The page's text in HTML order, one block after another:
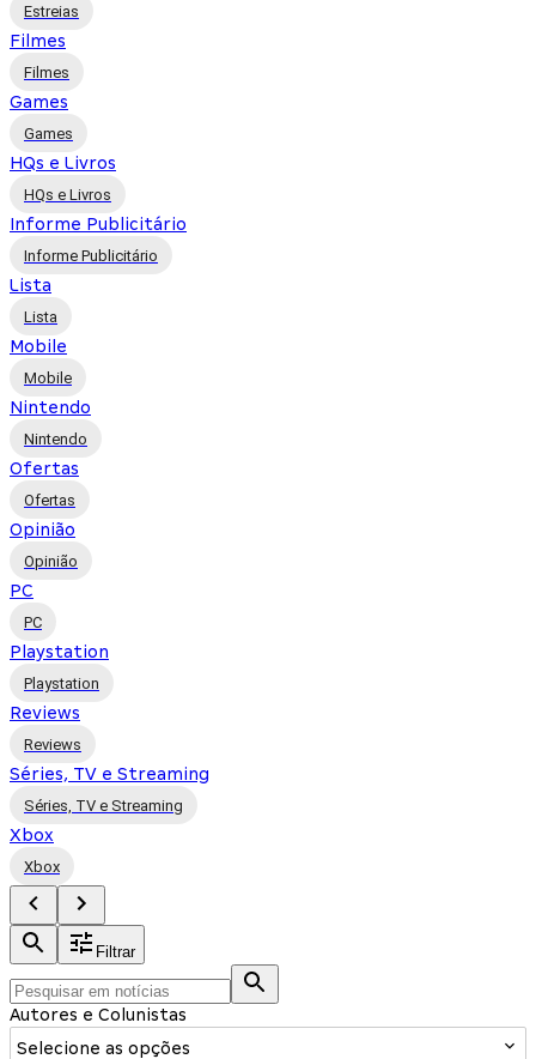
Estreias
Filmes
Filmes
Games
Games
HQs e Livros
HQs e Livros
Informe Publicitário
Informe Publicitário
Lista
Lista
Mobile
Mobile
Nintendo
Nintendo
Ofertas
Ofertas
Opinião
Opinião
PC
PC
Playstation
Playstation
Reviews
Reviews
Séries, TV e Streaming
Séries, TV e Streaming
Xbox
Xbox
Filtrar
Autores e Colunistas
Selecione as opções